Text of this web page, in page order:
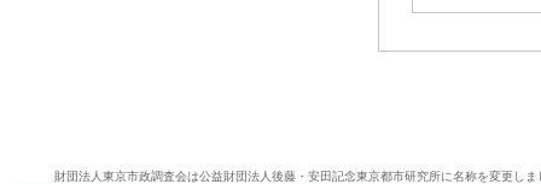
財団法人東京市政調査会は公益財団法人後藤・安田記念東京都市研究所に名称を変更しま